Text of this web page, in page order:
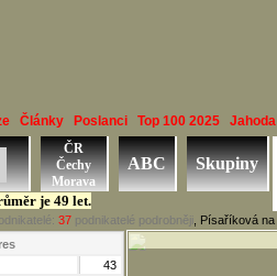
Články Poslanci Top 100 2025
je 49 let.
37 podnikatelé podrobněji , Písaříková na
ČR
Čechy
Morava
ABC Skupiny
43